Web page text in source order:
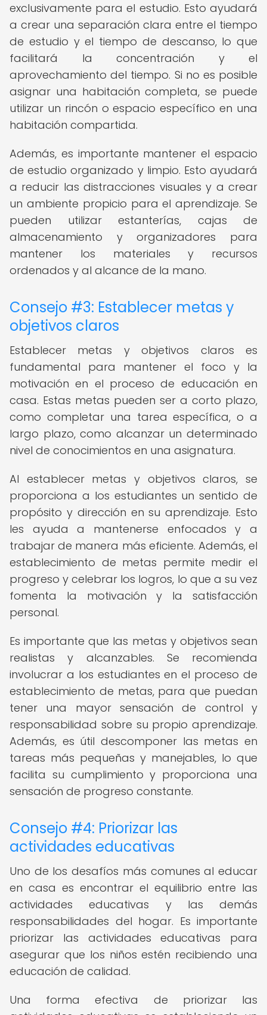
exclusivamente para el estudio. Esto ayudará
a crear una separación clara entre el tiempo
de estudio y el tiempo de descanso, lo que
facilitará la concentración y el
aprovechamiento del tiempo. Si no es posible
asignar una habitación completa, se puede
utilizar un rincón o espacio específico en una
habitación compartida.
Además, es importante mantener el espacio
de estudio organizado y limpio. Esto ayudará
a reducir las distracciones visuales y a crear
un ambiente propicio para el aprendizaje. Se
pueden utilizar estanterías, cajas de
almacenamiento y organizadores para
mantener los materiales y recursos
ordenados y al alcance de la mano.
Consejo #3: Establecer metas y
objetivos claros
Establecer metas y objetivos claros es
fundamental para mantener el foco y la
motivación en el proceso de educación en
casa. Estas metas pueden ser a corto plazo,
como completar una tarea específica, o a
largo plazo, como alcanzar un determinado
nivel de conocimientos en una asignatura.
Al establecer metas y objetivos claros, se
proporciona a los estudiantes un sentido de
propósito y dirección en su aprendizaje. Esto
les ayuda a mantenerse enfocados y a
trabajar de manera más eficiente. Además, el
establecimiento de metas permite medir el
progreso y celebrar los logros, lo que a su vez
fomenta la motivación y la satisfacción
personal.
Es importante que las metas y objetivos sean
realistas y alcanzables. Se recomienda
involucrar a los estudiantes en el proceso de
establecimiento de metas, para que puedan
tener una mayor sensación de control y
responsabilidad sobre su propio aprendizaje.
Además, es útil descomponer las metas en
tareas más pequeñas y manejables, lo que
facilita su cumplimiento y proporciona una
sensación de progreso constante.
Consejo #4: Priorizar las
actividades educativas
Uno de los desafíos más comunes al educar
en casa es encontrar el equilibrio entre las
actividades educativas y las demás
responsabilidades del hogar. Es importante
priorizar las actividades educativas para
asegurar que los niños estén recibiendo una
educación de calidad.
Una forma efectiva de priorizar las